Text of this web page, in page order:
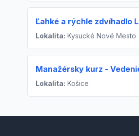
Ľahké a rýchle zdvíhadlo
Lokalita: Kysucké Nové Mesto
Manažérsky kurz -
Lokalita: Košice